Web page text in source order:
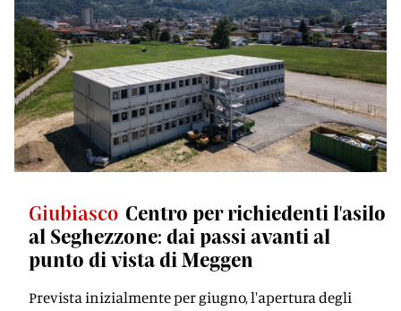
Giubiasco Centro per richiedenti l'asilo
al Seghezzone: dai passi avanti al
punto di vista di Meggen
Prevista inizialmente per giugno, l'apertura degli